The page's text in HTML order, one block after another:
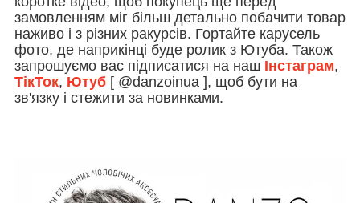
замовленням міг більш детально побачити товар
наживо і з різних ракурсів. Гортайте карусель
фото, де наприкінці буде ролик з Ютуба. Також
запрошуємо вас підписатися на наш Інстаграм,
ТікТок, Ютуб [ @danzoinua ], щоб бути на
зв'язку і стежити за новинками.